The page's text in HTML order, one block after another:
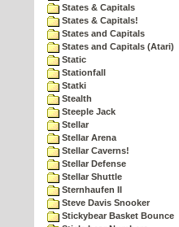
States & Capitals
States & Capitals!
States and Capitals
States and Capitals (Atari)
Static
Stationfall
Statki
Stealth
Steeple Jack
Stellar
Stellar Arena
Stellar Caverns!
Stellar Defense
Stellar Shuttle
Sternhaufen II
Steve Davis Snooker
Stickybear Basket Bounce